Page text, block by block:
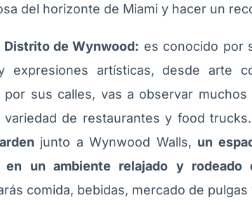
del horizonte de Miami y hacer un
Distrito de Wynwood: es conocido por
expresiones artísticas, desde arte
por sus calles, vas a observar
variedad de restaurantes y food
junto a Wynwood Walls, un
en un ambiente relajado y
comida, bebidas, mercado de